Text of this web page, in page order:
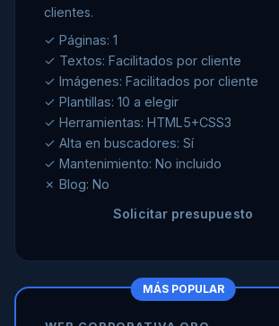
clientes.
✓ Páginas: 1
✓ Textos: Facilitados por cliente
✓ Imágenes: Facilitados por cliente
✓ Plantillas: 10 a elegir
✓ Herramientas: HTML5+CSS3
✓ Alta en buscadores: Sí
✓ Mantenimiento: No incluido
✗ Blog: No
Solicitar presupuesto
MÁS POPULAR